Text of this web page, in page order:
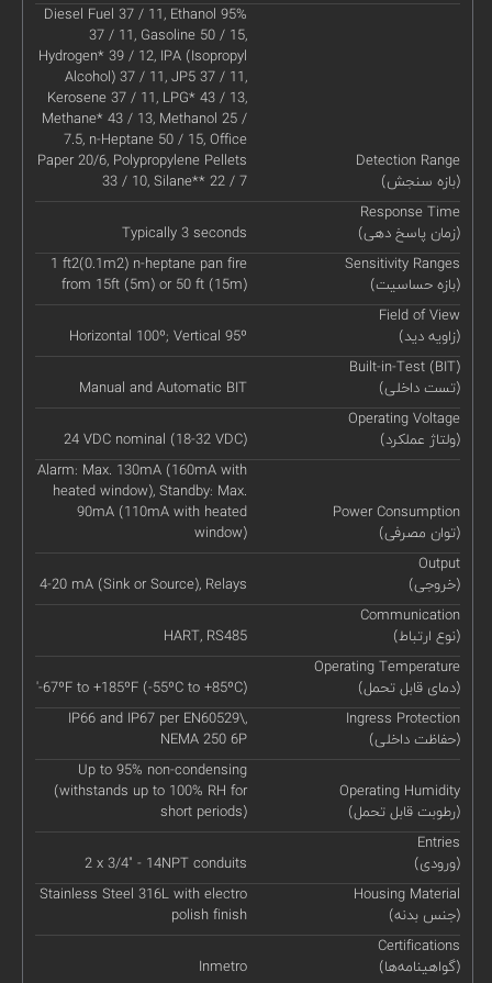
Detection Range
(بازه سنجش)
Diesel Fuel 37 / 11, Ethanol 95%
37 / 11, Gasoline 50 / 15,
Hydrogen* 39 / 12, IPA (Isopropyl
Alcohol) 37 / 11, JP5 37 / 11,
Kerosene 37 / 11, LPG* 43 / 13,
Methane* 43 / 13, Methanol 25 /
7.5, n-Heptane 50 / 15, Office
Paper 20/6, Polypropylene Pellets
33 / 10, Silane** 22 / 7
Response Time
(زمان پاسخ دهی)
Typically 3 seconds
Sensitivity Ranges
(بازه حساسیت)
1 ft2(0.1m2) n-heptane pan fire
from 15ft (5m) or 50 ft (15m)
Field of View
(زاویه دید)
Horizontal 100º; Vertical 95º
Built-in-Test (BIT)
(تست داخلی)
Manual and Automatic BIT
Operating Voltage
(ولتاژ عملکرد)
24 VDC nominal (18-32 VDC)
Power Consumption
(توان مصرفی)
Alarm: Max. 130mA (160mA with
heated window), Standby: Max.
90mA (110mA with heated
window)
Output
(خروجی)
4-20 mA (Sink or Source), Relays
Communication
(نوع ارتباط)
HART, RS485
Operating Temperature
(دمای قابل تحمل)
'-67ºF to +185ºF (-55ºC to +85ºC)
Ingress Protection
(حفاظت داخلی)
IP66 and IP67 per EN60529\,
NEMA 250 6P
Operating Humidity
(رطوبت قابل تحمل)
Up to 95% non-condensing
(withstands up to 100% RH for
short periods)
Entries
(ورودی)
2 x 3/4" - 14NPT conduits
Housing Material
(جنس بدنه)
Stainless Steel 316L with electro
polish finish
Certifications
(گواهینامه‌ها)
Inmetro